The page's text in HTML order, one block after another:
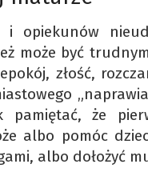
i opiekunów
może być
złość,
pamiętać, że
albo pomóc
albo dołożyć